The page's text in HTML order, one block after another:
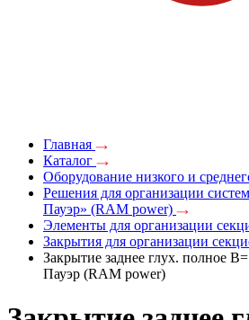
Главная
Каталог
Оборудование низкого и
Решения для организации
Пауэр» (RAM power)
Элементы для организации
Закрытия для организации
Закрытие заднее глух. полное
Пауэр (RAM power)